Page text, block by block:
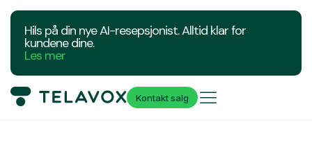
Hils på din nye AI-resepsjonist. Alltid klar for
kundene dine.
Les mer
Kontakt salg